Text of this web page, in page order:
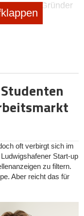
Was Gründer
wissen
Verkehr
oft verbirgt sich im
Start-up
zu filtern.
Aber reicht das für